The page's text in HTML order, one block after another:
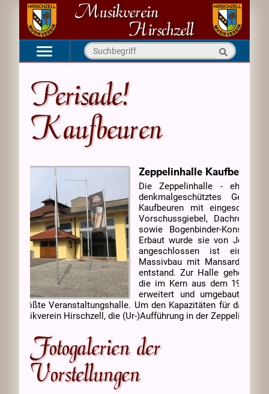
überspringen
Aktuell
Verein
Kapellen
Kontakt
Perisade!
Kaufbeuren
Zeppelinhalle Kaufbeuren
Die Zeppelinhalle -
denkmalgeschütztes
Kaufbeuren mit
Vorschussgiebel, Dachreiter
sowie Bogenbinder-
Erbaut wurde sie von
angeschlossen ist ein
Massivbau mit
entstand. Zur Halle gehören
die im Kern aus dem 19. Jh.
erweitert und umgebaut
größte Veranstaltungshalle. Um den Kapazitäten für das
Musikverein Hirschzell, die (Ur-)Aufführung in der Zeppelinhalle
Fotogalerien der
Vorstellungen